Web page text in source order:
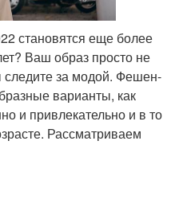
становятся еще более
Ваш образ просто не
за модой. Фешен-
варианты, как
и привлекательно и в то
Рассматриваем